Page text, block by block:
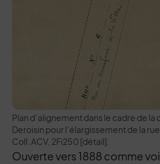
Plan d’alignement dans le cadre de la
Deroisin pour l’élargissement de la
Coll. ACV, 2Fi250 [détail].
Ouverte vers 1888 comme